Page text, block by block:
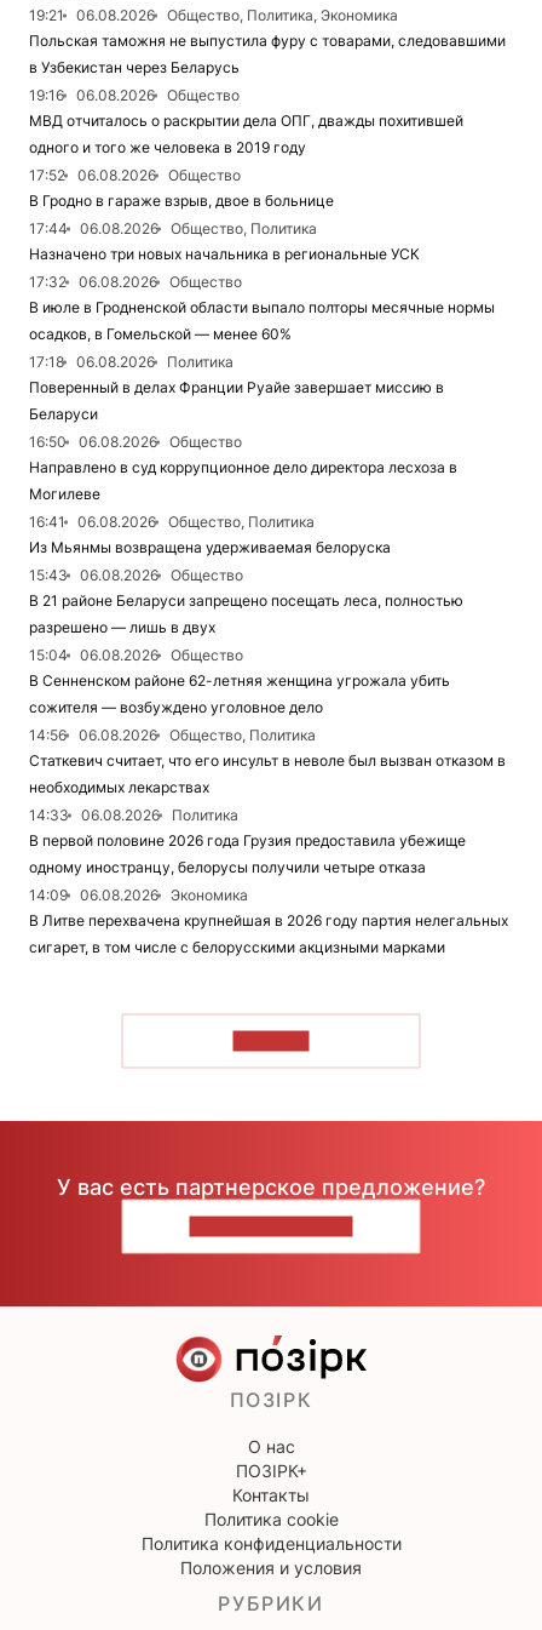
19:21
06.08.2026
Общество, Политика, Экономика
Польская таможня не выпустила фуру с товарами, следовавшими
в Узбекистан через Беларусь
19:16
06.08.2026
Общество
МВД отчиталось о раскрытии дела ОПГ, дважды похитившей
одного и того же человека в 2019 году
17:52
06.08.2026
Общество
В Гродно в гараже взрыв, двое в больнице
17:44
06.08.2026
Общество, Политика
Назначено три новых начальника в региональные УСК
17:32
06.08.2026
Общество
В июле в Гродненской области выпало полторы месячные нормы
осадков, в Гомельской — менее 60%
17:18
06.08.2026
Политика
Поверенный в делах Франции Руайе завершает миссию в
Беларуси
16:50
06.08.2026
Общество
Направлено в суд коррупционное дело директора лесхоза в
Могилеве
16:41
06.08.2026
Общество, Политика
Из Мьянмы возвращена удерживаемая белоруска
15:43
06.08.2026
Общество
В 21 районе Беларуси запрещено посещать леса, полностью
разрешено — лишь в двух
15:04
06.08.2026
Общество
В Сенненском районе 62-летняя женщина угрожала убить
сожителя — возбуждено уголовное дело
14:56
06.08.2026
Общество, Политика
Статкевич считает, что его инсульт в неволе был вызван отказом в
необходимых лекарствах
14:33
06.08.2026
Политика
В первой половине 2026 года Грузия предоставила убежище
одному иностранцу, белорусы получили четыре отказа
14:09
06.08.2026
Экономика
В Литве перехвачена крупнейшая в 2026 году партия нелегальных
сигарет, в том числе с белорусскими акцизными марками
У вас есть партнерское предложение?
ПОЗІРК
О нас
ПОЗІРК+
Контакты
Политика cookie
Политика конфиденциальности
Положения и условия
РУБРИКИ